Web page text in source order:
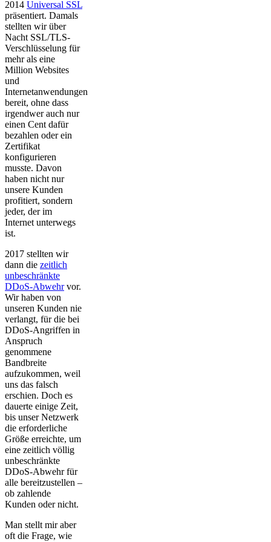
2014 Universal SSL
präsentiert. Damals
stellten wir über
Nacht SSL/TLS-
Verschlüsselung für
mehr als eine
Million Websites
und
Internetanwendungen
bereit, ohne dass
irgendwer auch nur
einen Cent dafür
bezahlen oder ein
Zertifikat
konfigurieren
musste. Davon
haben nicht nur
unsere Kunden
profitiert, sondern
jeder, der im
Internet unterwegs
ist.
2017 stellten wir
dann die zeitlich
unbeschränkte
DDoS-Abwehrvor.
Wir haben von
unseren Kunden nie
verlangt, für die bei
DDoS-Angriffen in
Anspruch
genommene
Bandbreite
aufzukommen, weil
uns das falsch
erschien. Doch es
dauerte einige Zeit,
bis unser Netzwerk
die erforderliche
Größe erreichte, um
eine zeitlich völlig
unbeschränkte
DDoS-Abwehr für
alle bereitzustellen –
ob zahlende
Kunden oder nicht.
Man stellt mir aber
oft die Frage, wie